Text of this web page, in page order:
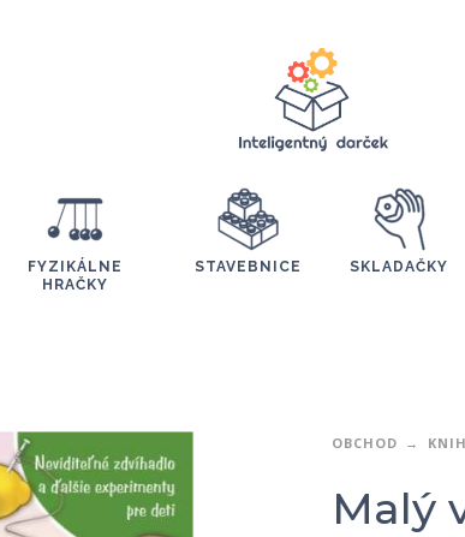
FYZIKÁLNE
HRAČKY
STAVEBNICE SKLADAČKY
OBCHOD
Malý